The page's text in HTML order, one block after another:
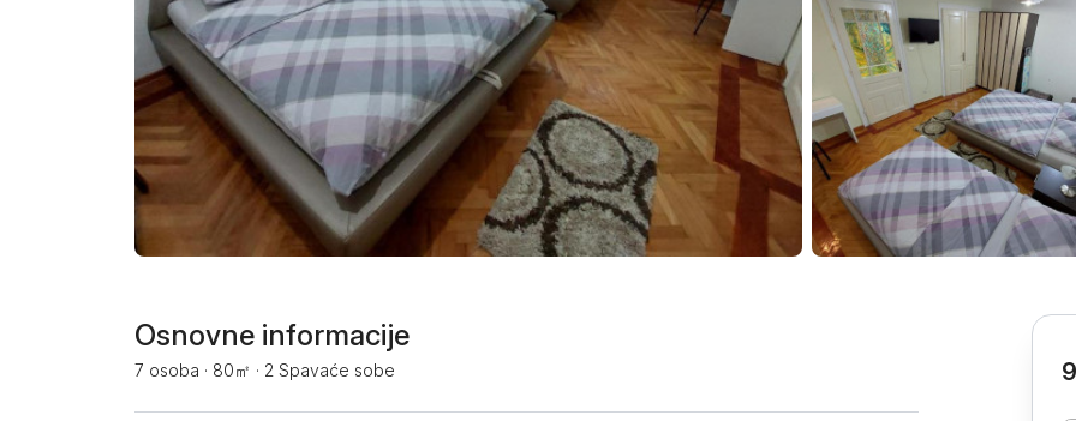
Vranje Gornji Milanovac Raška Leskovac
Paraćin Bor Požarevac Senta
Kikinda Požega
Sremska
Mitrovica
Ljubovija
Srbobran Topola Bela Crkva Negotin
Ruma
Sremski Karlovci
Osnovne informacije
7 osoba · 80㎡ · 2 Spavaće sobe